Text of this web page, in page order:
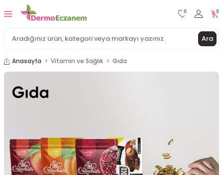
Ara
0 0
Anasayfa Vitamin ve Sağlık Gıda